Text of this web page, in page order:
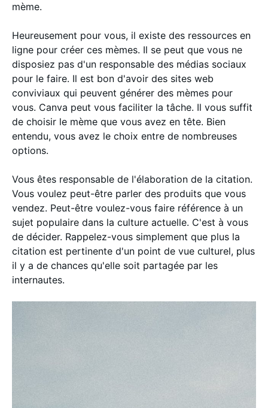
mème.
Heureusement pour vous, il existe des ressources en
ligne pour créer ces mèmes. Il se peut que vous ne
disposiez pas d'un responsable des médias sociaux
pour le faire. Il est bon d'avoir des sites web
conviviaux qui peuvent générer des mèmes pour
vous. Canva peut vous faciliter la tâche. Il vous suffit
de choisir le mème que vous avez en tête. Bien
entendu, vous avez le choix entre de nombreuses
options.
Vous êtes responsable de l'élaboration de la citation.
Vous voulez peut-être parler des produits que vous
vendez. Peut-être voulez-vous faire référence à un
sujet populaire dans la culture actuelle. C'est à vous
de décider. Rappelez-vous simplement que plus la
citation est pertinente d'un point de vue culturel, plus
il y a de chances qu'elle soit partagée par les
internautes.